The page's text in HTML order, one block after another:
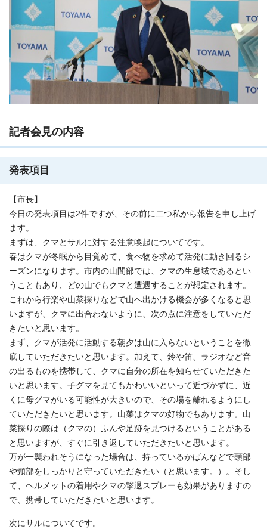
記者会見の内容
発表項目
【市長】
今日の発表項目は2件ですが、その前に二つ私から報告を申し上げ
ます。
まずは、クマとサルに対する注意喚起についてです。
春はクマが冬眠から目覚めて、食べ物を求めて活発に動き回るシ
ーズンになります。市内の山間部では、クマの生息域であるとい
うこともあり、どの山でもクマと遭遇することが想定されます。
これから行楽や山菜採りなどで山へ出かける機会が多くなると思
いますが、クマに出合わないように、次の点に注意をしていただ
きたいと思います。
まず、クマが活発に活動する朝夕は山に入らないということを徹
底していただきたいと思います。加えて、鈴や笛、ラジオなど音
の出るものを携帯して、クマに自分の所在を知らせていただきた
いと思います。子グマを見てもかわいいといって近づかずに、近
くに母グマがいる可能性が大きいので、その場を離れるようにし
ていただきたいと思います。山菜はクマの好物でもあります。山
菜採りの際は（クマの）ふんや足跡を見つけるということがある
と思いますが、すぐに引き返していただきたいと思います。
万が一襲われそうになった場合は、持っているかばんなどで頭部
や頸部をしっかりと守っていただきたい（と思います。）。そし
て、ヘルメットの着用やクマの撃退スプレーも効果がありますの
で、携帯していただきたいと思います。
次にサルについてです。